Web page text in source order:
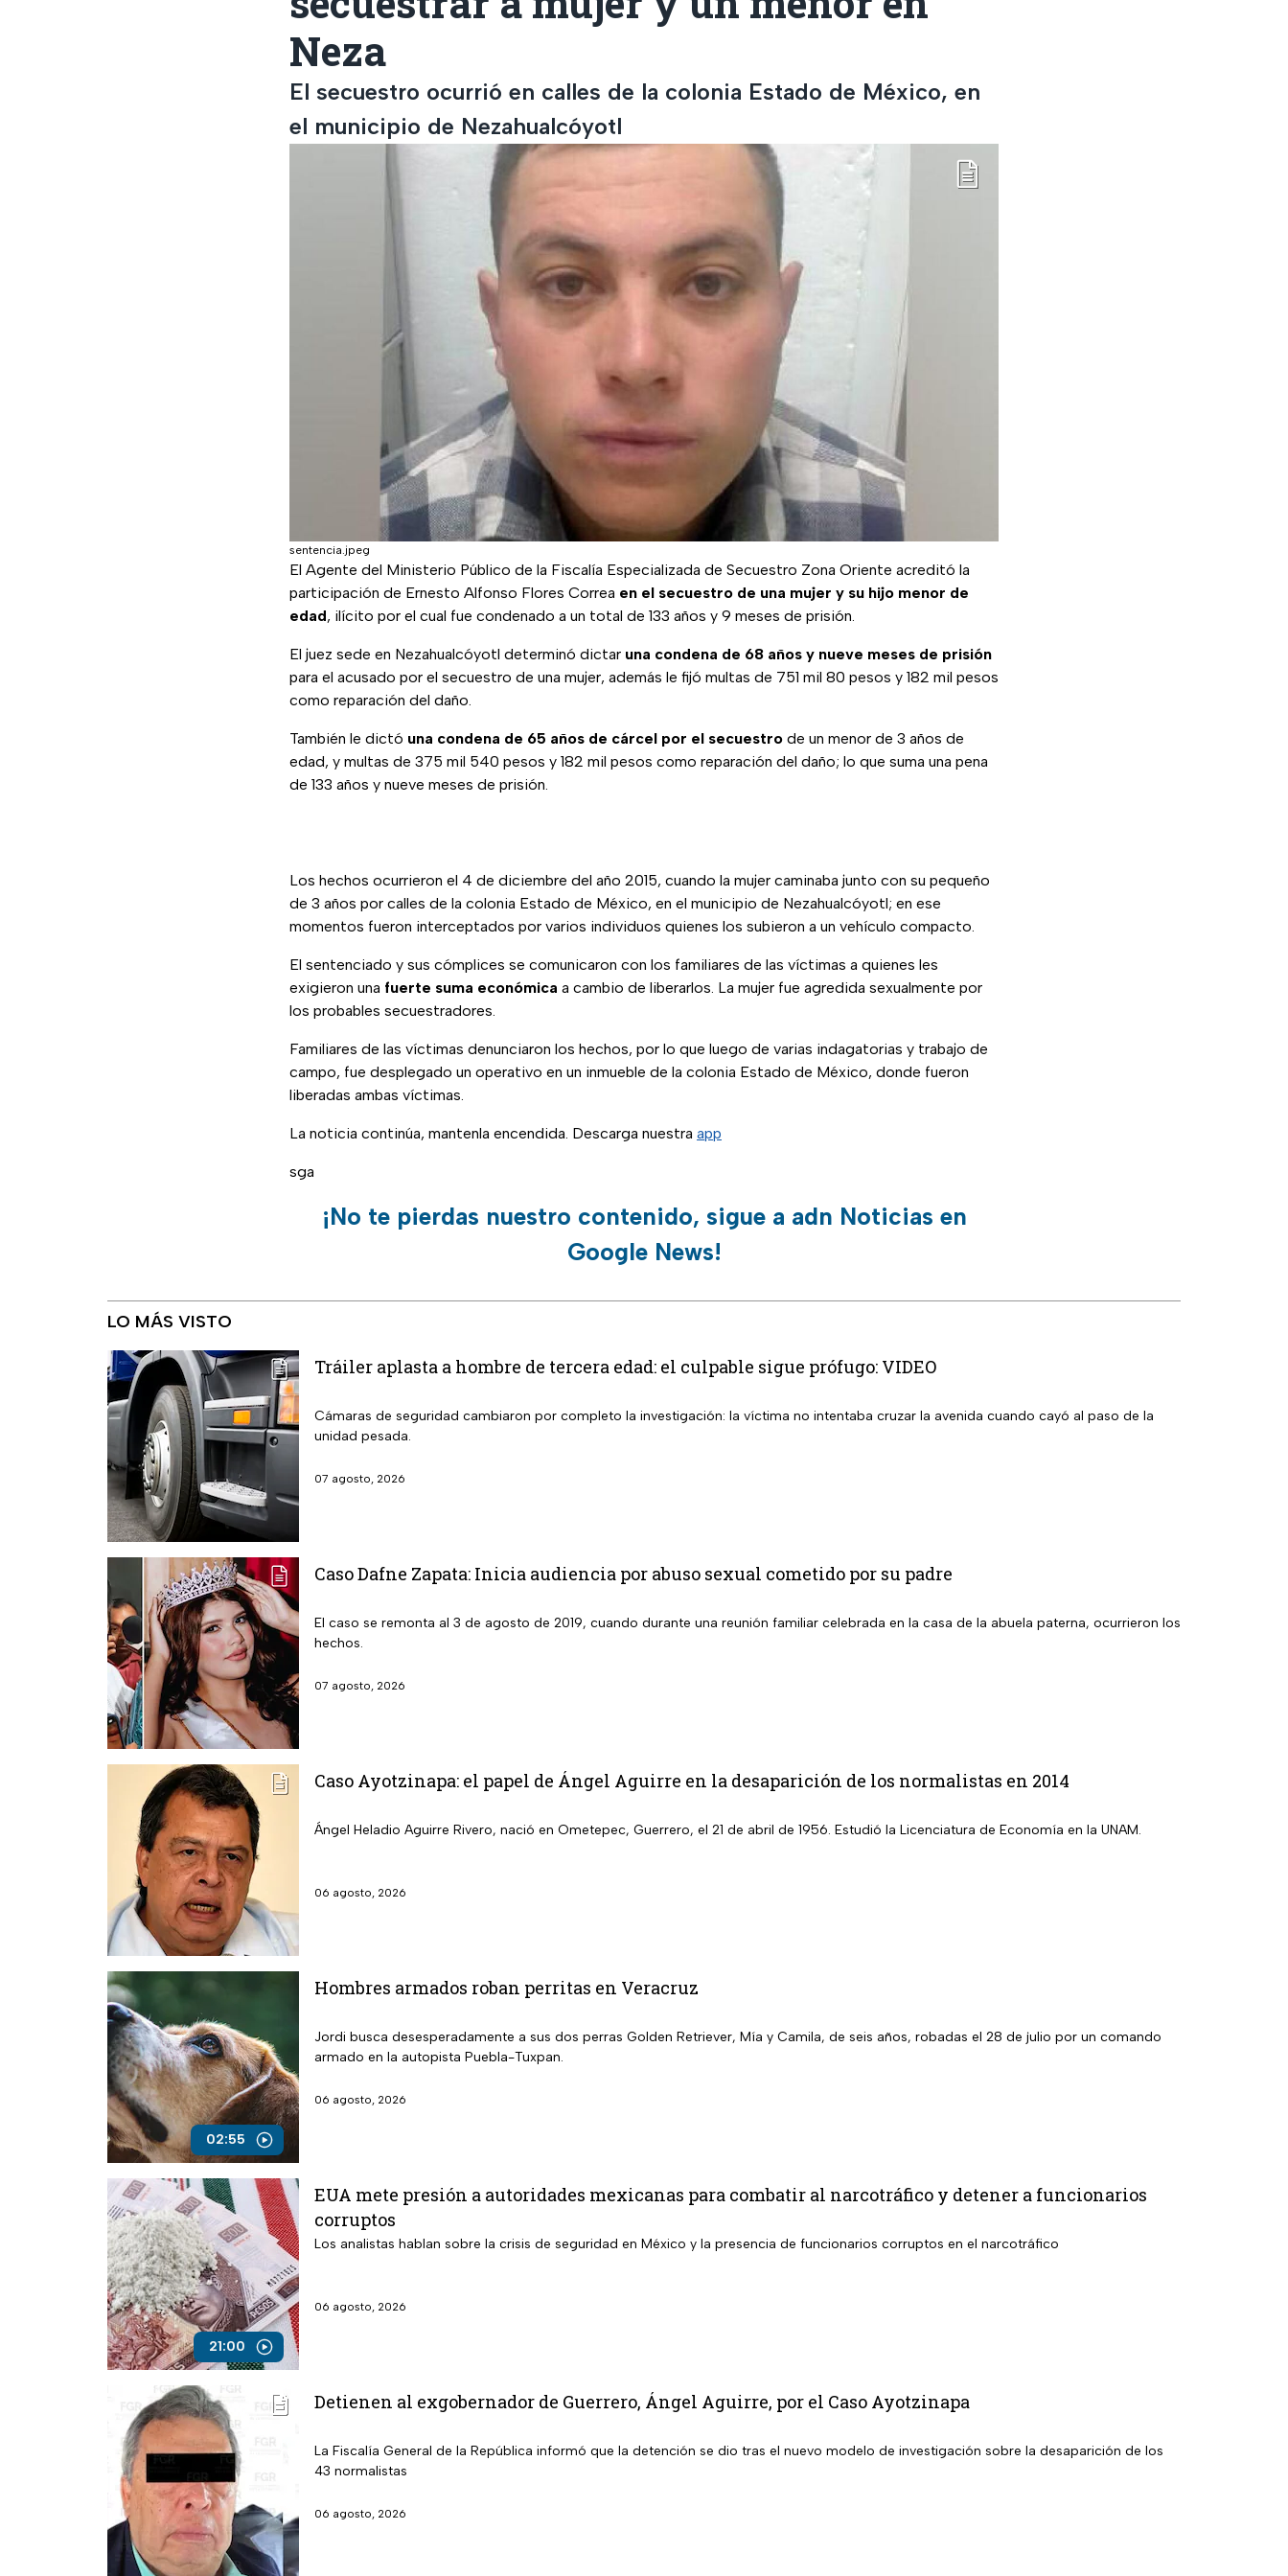
Neza
El secuestro ocurrió en calles de la colonia Estado de México, en
el municipio de Nezahualcóyotl
sentencia.jpeg
El Agente del Ministerio Público de la Fiscalía Especializada de Secuestro Zona Oriente acreditó la
participación de Ernesto Alfonso Flores Correa en el secuestro de una mujer y su hijo menor de
edad, ilícito por el cual fue condenado a un total de 133 años y 9 meses de prisión.
El juez sede en Nezahualcóyotl determinó dictar una condena de 68 años y nueve meses de prisión
para el acusado por el secuestro de una mujer, además le fijó multas de 751 mil 80 pesos y 182 mil pesos
como reparación del daño.
También le dictó una condena de 65 años de cárcel por el secuestro de un menor de 3 años de
edad, y multas de 375 mil 540 pesos y 182 mil pesos como reparación del daño; lo que suma una pena
de 133 años y nueve meses de prisión.
Los hechos ocurrieron el 4 de diciembre del año 2015, cuando la mujer caminaba junto con su pequeño
de 3 años por calles de la colonia Estado de México, en el municipio de Nezahualcóyotl; en ese
momentos fueron interceptados por varios individuos quienes los subieron a un vehículo compacto.
El sentenciado y sus cómplices se comunicaron con los familiares de las víctimas a quienes les
exigieron una fuerte suma económica a cambio de liberarlos. La mujer fue agredida sexualmente por
los probables secuestradores.
Familiares de las víctimas denunciaron los hechos, por lo que luego de varias indagatorias y trabajo de
campo, fue desplegado un operativo en un inmueble de la colonia Estado de México, donde fueron
liberadas ambas víctimas.
La noticia continúa, mantenla encendida. Descarga nuestra app
sga
¡No te pierdas nuestro contenido, sigue a adn Noticias en
Google News!
LO MÁS VISTO
Tráiler aplasta a hombre de tercera edad: el culpable sigue prófugo: VIDEO
Cámaras de seguridad cambiaron por completo la investigación: la víctima no intentaba cruzar la avenida cuando cayó al paso de la
unidad pesada.
07 agosto, 2026
Caso Dafne Zapata: Inicia audiencia por abuso sexual cometido por su padre
El caso se remonta al 3 de agosto de 2019, cuando durante una reunión familiar celebrada en la casa de la abuela paterna, ocurrieron los
hechos.
07 agosto, 2026
Caso Ayotzinapa: el papel de Ángel Aguirre en la desaparición de los normalistas en 2014
Ángel Heladio Aguirre Rivero, nació en Ometepec, Guerrero, el 21 de abril de 1956. Estudió la Licenciatura de Economía en la UNAM.
06 agosto, 2026
02:55
Hombres armados roban perritas en Veracruz
Jordi busca desesperadamente a sus dos perras Golden Retriever, Mía y Camila, de seis años, robadas el 28 de julio por un comando
armado en la autopista Puebla-Tuxpan.
06 agosto, 2026
21:00
EUA mete presión a autoridades mexicanas para combatir al narcotráfico y detener a funcionarios
corruptos
Los analistas hablan sobre la crisis de seguridad en México y la presencia de funcionarios corruptos en el narcotráfico
06 agosto, 2026
Detienen al exgobernador de Guerrero, Ángel Aguirre, por el Caso Ayotzinapa
La Fiscalía General de la República informó que la detención se dio tras el nuevo modelo de investigación sobre la desaparición de los
43 normalistas
06 agosto, 2026